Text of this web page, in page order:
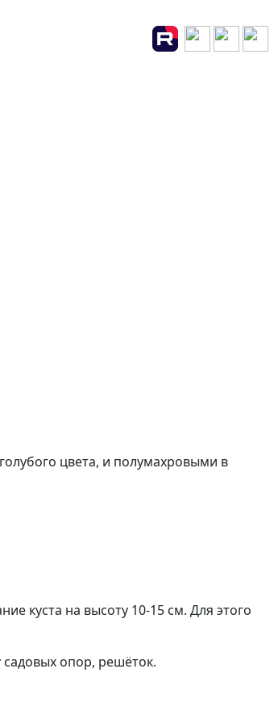
цвета, и полумахровыми в
куста на высоту 10-15 см. Для этого
садовых опор, решёток.